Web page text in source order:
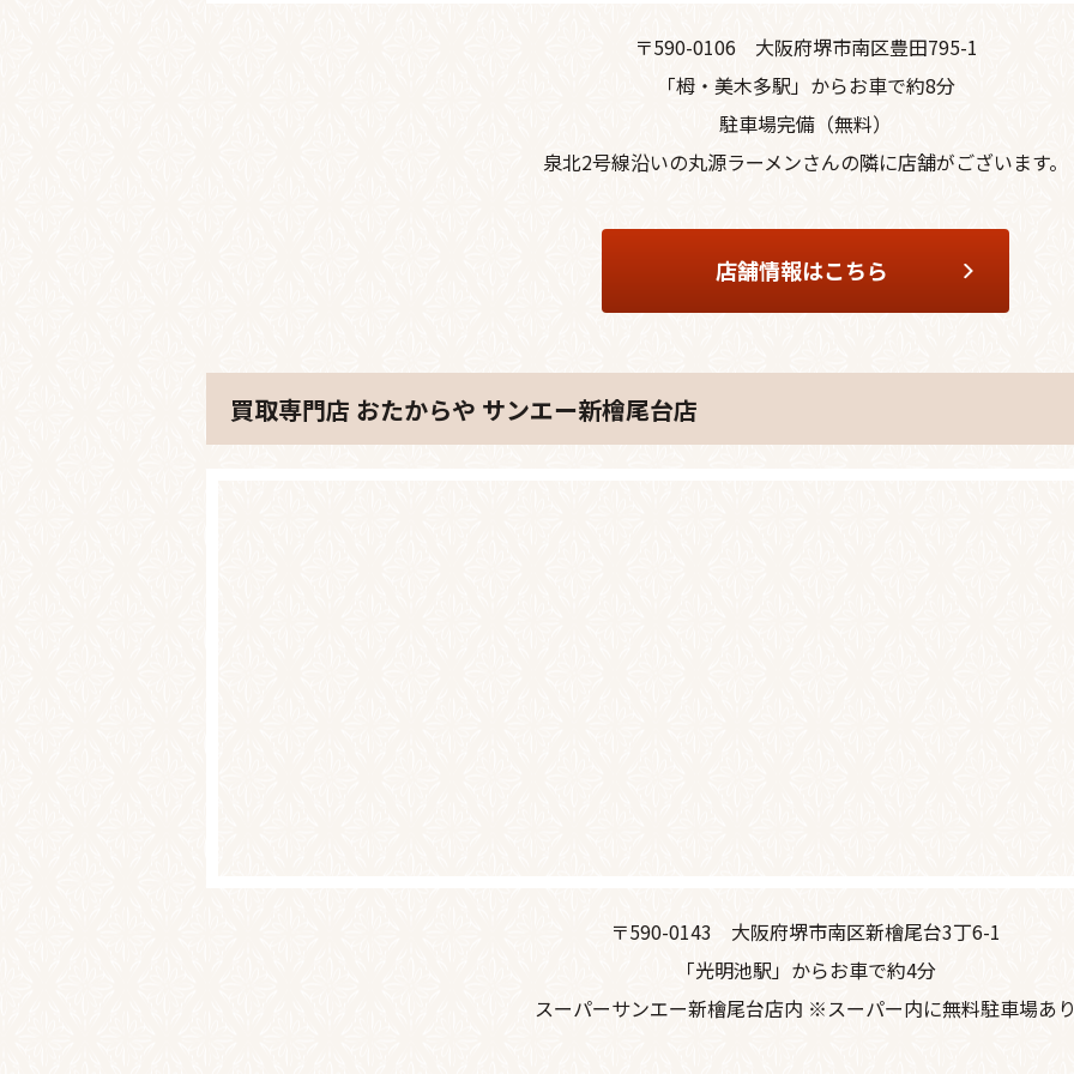
〒590-0106 大阪府堺市南区豊田795-1
「栂・美木多駅」からお車で約8分
駐車場完備（無料）
泉北2号線沿いの丸源ラーメンさんの隣に店舗がございます。
店舗情報はこちら
買取専門店 おたからや サンエー新檜尾台店
〒590-0143 大阪府堺市南区新檜尾台3丁6-1
「光明池駅」からお車で約4分
スーパーサンエー新檜尾台店内 ※スーパー内に無料駐車場あ